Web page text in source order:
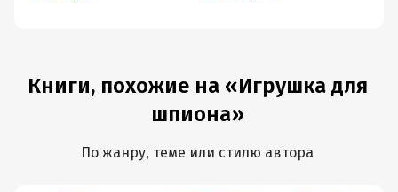
Книги, похожие на «Игрушка для
шпиона»
По жанру, теме или стилю автора